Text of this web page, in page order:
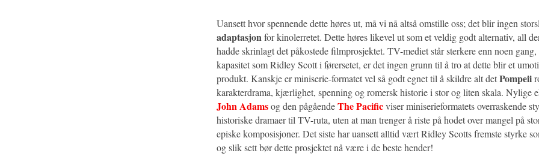
Uansett hvor spennende dette høres ut, må vi nå altså omstille oss; det blir ingen
adaptasjonfor kinolerretet. Dette høres likevel ut som et veldig godt alternativ, all
hadde skrinlagt det påkostede filmprosjektet. TV-mediet står sterkere enn noen gang,
kapasitet som Ridley Scott i førersetet, er det ingen grunn til å tro at dette blir et
produkt. Kanskje er miniserie-formatet vel så godt egnet til å skildre alt detPompeii
karakterdrama, kjærlighet, spenning og romersk historie i stor og liten skala. Nylige
John Adamsog den pågåendeThe Pacificviser miniserieformatets overraskende
historiske dramaer til TV-ruta, uten at man trenger å riste på hodet over mangel på
episke komposisjoner. Det siste har uansett alltid vært Ridley Scotts fremste styrke
og slik sett bør dette prosjektet nå være i de beste hender!